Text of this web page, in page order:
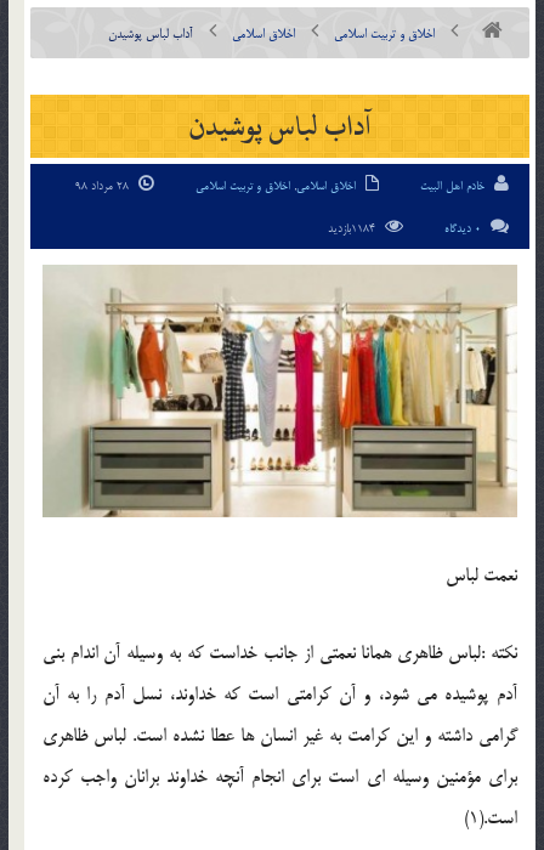
اخلاق و تربیت اسلامی اخلاق اسلامی آداب لباس پوشيدن
آداب لباس پوشيدن
خادم اهل البیت اخلاق اسلامی, اخلاق و تربیت اسلامی
0 دیدگاه
نعمت لباس
نکته :لباس ظاهري همانا نعمتي از جانب خداست که به وسيله آن اندام بني
آدم پوشيده مي شود، و آن کرامتي است که خداوند، نسل آدم را به آن
گرامي داشته و اين کرامت به غير انسان ها عطا نشده است. لباس ظاهري
براي مؤمنين وسيله اي است براي انجام آنچه خداوند برانان واجب کرده
است.(1)